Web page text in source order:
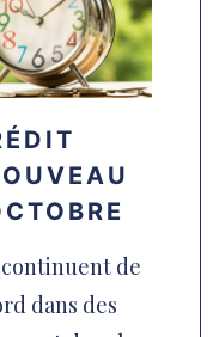
de
dans des